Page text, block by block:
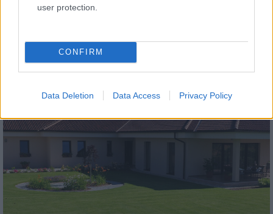
user protection.
CONFIRM
Data Deletion Data Access Privacy Policy
tetőcserép